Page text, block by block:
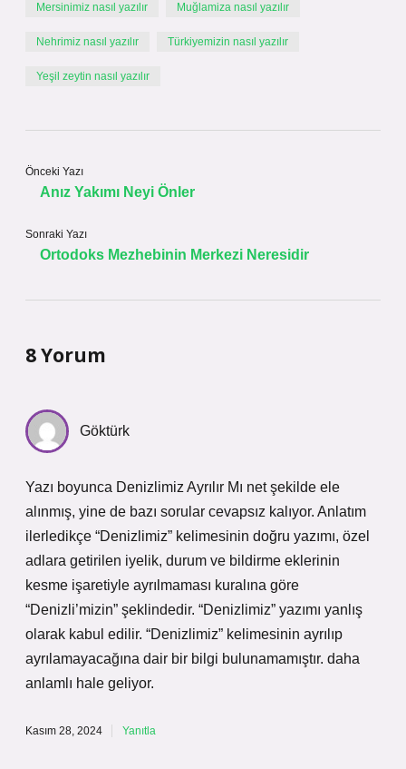
Mersinimiz nasıl yazılır Muğlamiza nasıl yazılır
Nehrimiz nasıl yazılır Türkiyemizin nasıl yazılır
Yeşil zeytin nasıl yazılır
Önceki Yazı
Anız Yakımı Neyi Önler
Sonraki Yazı
Ortodoks Mezhebinin Merkezi Neresidir
8 Yorum
Göktürk
Yazı boyunca Denizlimiz Ayrılır Mı net şekilde ele
alınmış, yine de bazı sorular cevapsız kalıyor. Anlatım
ilerledikçe “Denizlimiz” kelimesinin doğru yazımı, özel
adlara getirilen iyelik, durum ve bildirme eklerinin
kesme işaretiyle ayrılmaması kuralına göre
“Denizli’mizin” şeklindedir. “Denizlimiz” yazımı yanlış
olarak kabul edilir. “Denizlimiz” kelimesinin ayrılıp
ayrılamayacağına dair bir bilgi bulunamamıştır. daha
anlamlı hale geliyor.
Kasım 28, 2024 Yanıtla